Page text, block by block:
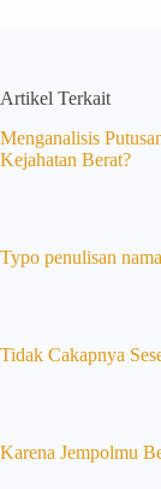
Artikel Terkait
Menganalisis
Kejahatan Berat?
Typo penulisan
Tidak Cakapnya
Karena Jempolmu